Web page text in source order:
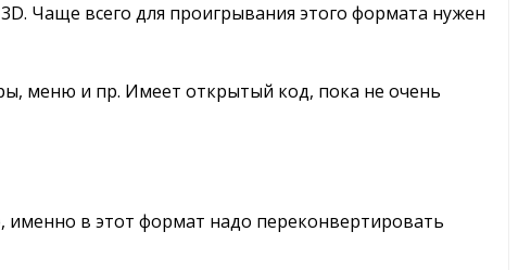
Чаще всего для проигрывания этого формата нужен
меню и пр. Имеет открытый код, пока не очень
в этот формат надо переконвертировать